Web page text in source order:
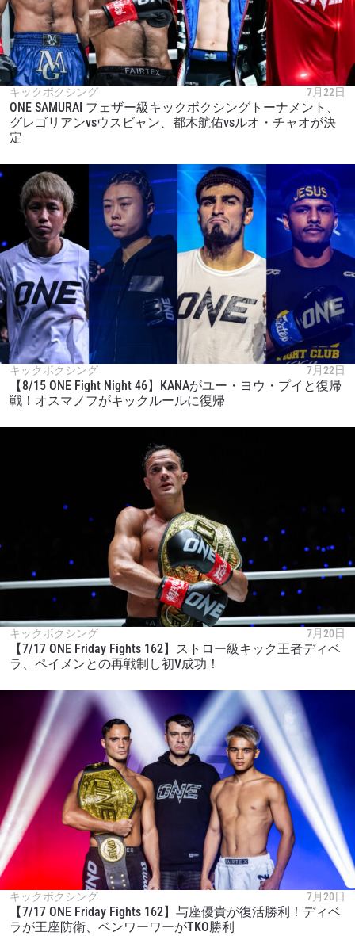
キックボクシング 7月22日
ONE SAMURAI フェザー級キックボクシングトーナメント、
グレゴリアンvsウスビャン、都木航佑vsルオ・チャオが決
定
キックボクシング 7月22日
【8/15 ONE Fight Night 46】KANAがユー・ヨウ・プイと復帰
戦！オスマノフがキックルールに復帰
キックボクシング 7月20日
【7/17 ONE Friday Fights 162】ストロー級キック王者ディベ
ラ、ペイメンとの再戦制し初V成功！
キックボクシング 7月20日
【7/17 ONE Friday Fights 162】与座優貴が復活勝利！ディベ
ラが王座防衛、ベンワーワーがTKO勝利